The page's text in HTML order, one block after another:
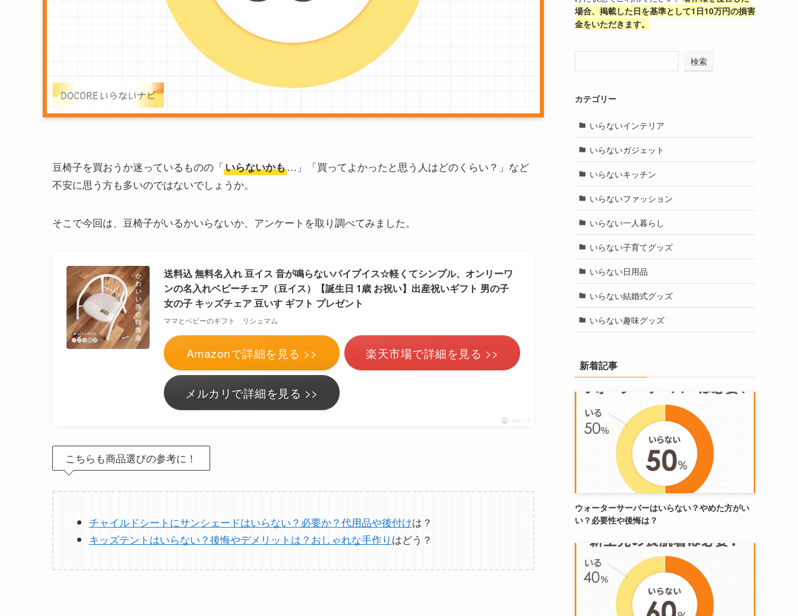
豆椅子を買おうか迷っているものの「いらないかも…」「買ってよかったと思う人はどのくらい？」など
不安に思う方も多いのではないでしょうか。
そこで今回は、豆椅子がいるかいらないか、アンケートを取り調べてみました。
送料込 無料名入れ 豆イス 音が鳴らないパイプイス☆軽くてシンプル、オンリーワ
ンの名入れベビーチェア（豆イス）【誕生日 1歳 お祝い】出産祝いギフト 男の子
女の子 キッズチェア 豆いす ギフト プレゼント
ママとベビーのギフト リシュマム
Amazonで詳細を見る >> 楽天市場で詳細を見る >>
メルカリで詳細を見る >>
ポチップ
こちらも商品選びの参考に！
チャイルドシートにサンシェードはいらない？必要か？代用品や後付けは？
キッズテントはいらない？後悔やデメリットは？おしゃれな手作り はどう？
場合、掲載した日を基準として1日10万円の損害
金をいただきます。
検索
カテゴリー
いらないインテリア
いらないガジェット
いらないキッチン
いらないファッション
いらない一人暮らし
いらない子育てグッズ
いらない日用品
いらない結婚式グッズ
いらない趣味グッズ
新着記事
ウォーターサーバーはいらない？やめた方がい
い？必要性や後悔は？